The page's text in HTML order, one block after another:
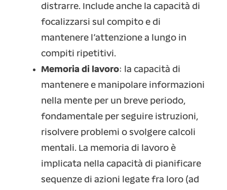
distrarre. Include anche la capacità di
focalizzarsi sul compito e di
mantenere l’attenzione a lungo in
compiti ripetitivi.
Memoria di lavoro: la capacità di
mantenere e manipolare informazioni
nella mente per un breve periodo,
fondamentale per seguire istruzioni,
risolvere problemi o svolgere calcoli
mentali. La memoria di lavoro è
implicata nella capacità di pianificare
sequenze di azioni legate fra loro (ad